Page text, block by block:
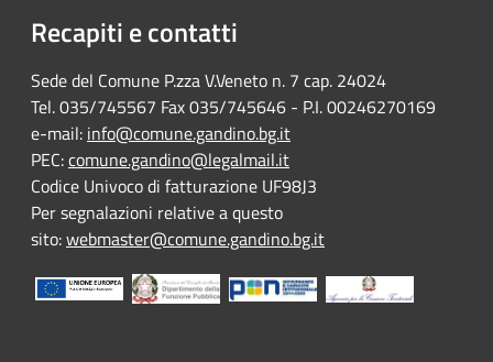
Recapiti e contatti
Sede del Comune P.zza V.Veneto n. 7 cap. 24024
Tel. 035/745567 Fax 035/745646 - P.I. 00246270169
e-mail: info@comune.gandino.bg.it
PEC:comune.gandino@legalmail.it
Codice Univoco di fatturazione UF98J3
Per segnalazioni relative a questo
sito:webmaster@comune.gandino.bg.it